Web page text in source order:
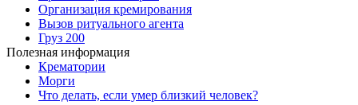
Организация кремирования
Вызов ритуального агента
Груз 200
Полезная информация
Крематории
Морги
Что делать, если умер близкий человек?